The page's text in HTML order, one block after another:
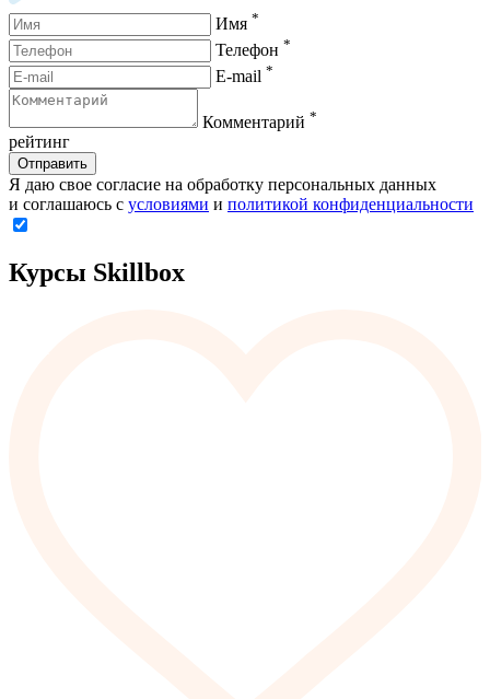
Имя *
Телефон *
E-mail *
Комментарий *
рейтинг
Отправить
Я даю свое согласие на обработку персональных данных
и соглашаюсь с условиями и политикой конфиденциальности
Курсы Skillbox